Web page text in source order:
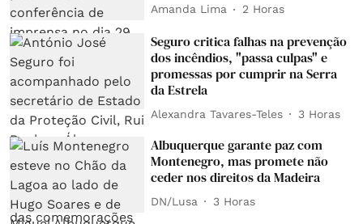
Amanda Lima 2 Horas
Seguro critica falhas na prevenção
dos incêndios, "passa culpas" e
promessas por cumprir na Serra
da Estrela
Alexandra Tavares-Teles 3 Horas
Albuquerque garante paz com
Montenegro, mas promete não
ceder nos direitos da Madeira
DN/Lusa 3 Horas